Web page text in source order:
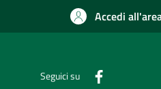
Accedi
Seguici su